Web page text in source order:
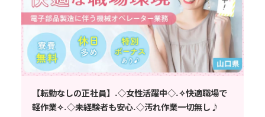
【転勤なしの正社員】˖◇女性活躍中◇˖✧快適職場で
軽作業✧˖◇未経験者も安心˖◇汚れ作業一切無し♪